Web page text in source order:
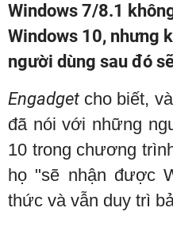
Windows 7/8.1
Windows 10, nhưng
người dùng sau đó
Engadget cho biết,
đã nói với những
10 trong chương
họ "sẽ nhận được
thức và vẫn duy trì